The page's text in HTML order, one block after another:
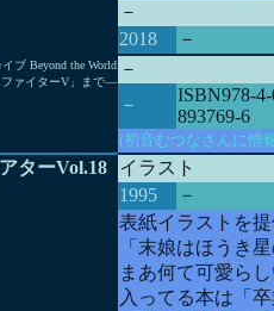
－
2018
－
ブ Beyond the World
ァイターV」まで―
－
－
ISBN978-
893769-6
(初音むつなさんに情
ターVol.18
イラスト
1995
－
表紙イラストを
「末娘はほうき
まあ何て可愛ら
入ってる本は「